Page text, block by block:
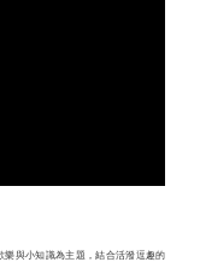
樂與小知識為主題，結合活潑逗趣的